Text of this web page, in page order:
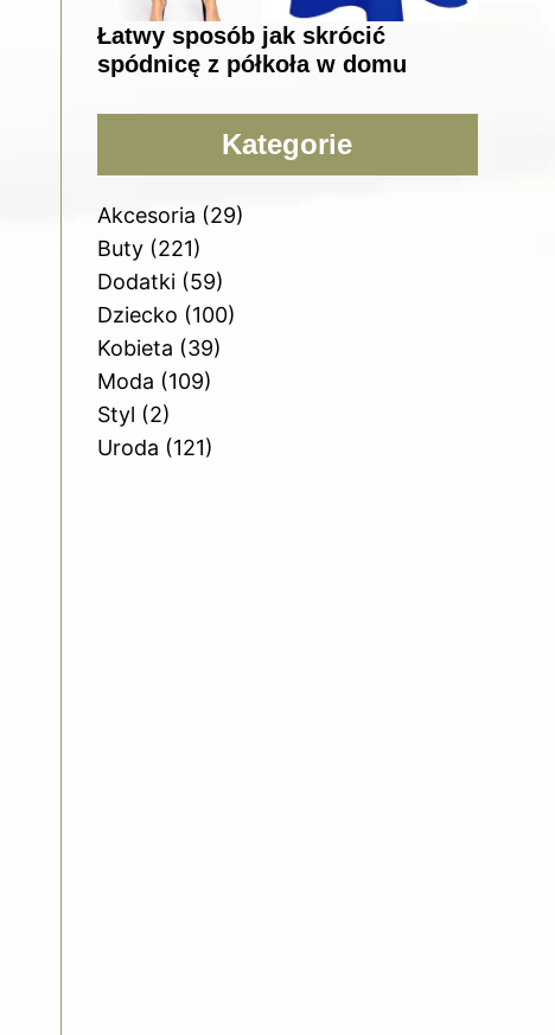
Łatwy sposób jak skrócić
spódnicę z półkoła w domu
Kategorie
Akcesoria (29)
Buty(221)
Dodatki(59)
Dziecko (100)
Kobieta (39)
Moda (109)
Styl (2)
Uroda (121)